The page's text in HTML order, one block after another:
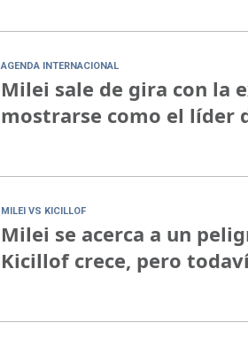
AGENDA INTERNACIONAL
Milei sale de gira con la
mostrarse como el líder
MILEI VS KICILLOF
Milei se acerca a un
Kicillof crece, pero